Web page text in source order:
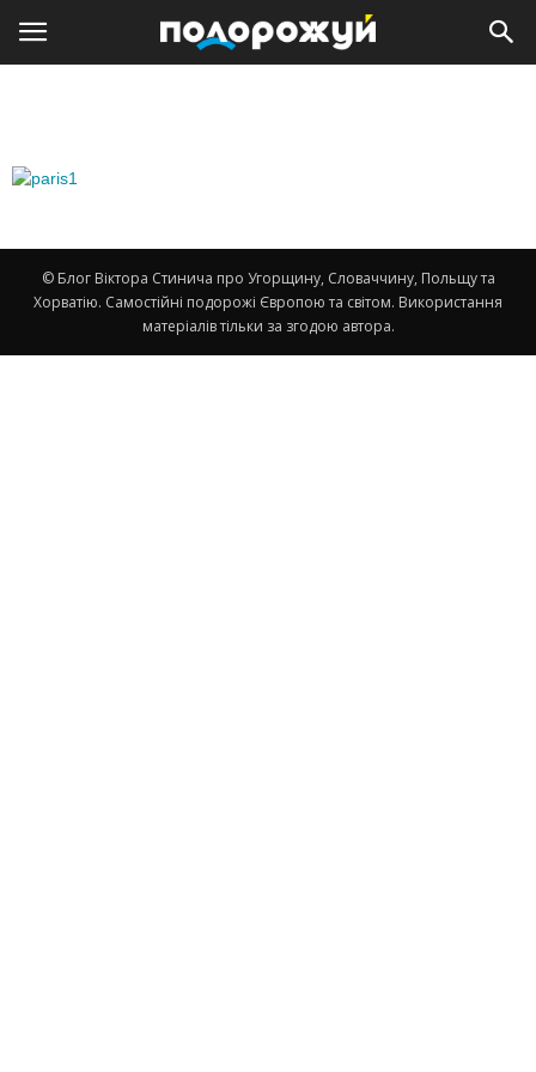
© Блог Віктора Стинича про Угорщину, Словаччину, Польщу та
Хорватію. Самостійні подорожі Європою та світом. Використання
матеріалів тільки за згодою автора.